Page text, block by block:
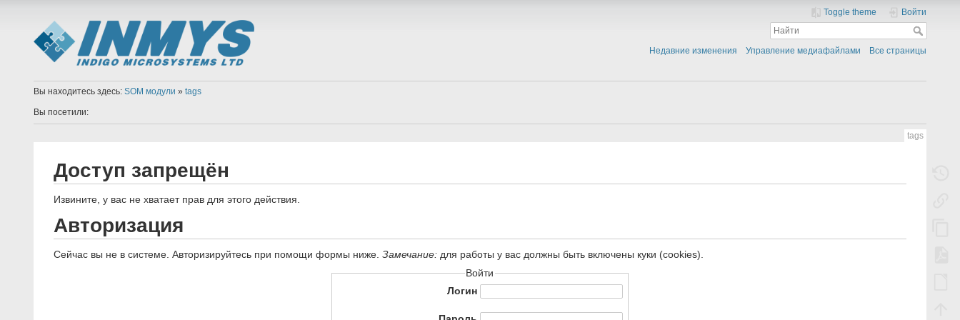
Toggle theme Войти
Недавние изменения Управление медиафайлами Все страницы
Вы находитесь здесь: SOM модули » tags
Вы посетили:
tags
Доступ запрещён
Извините, у вас не хватает прав для этого действия.
Авторизация
Сейчас вы не в системе. Авторизируйтесь при помощи формы ниже. Замечание:для работы у вас должны быть включены куки (cookies).
Войти
Логин